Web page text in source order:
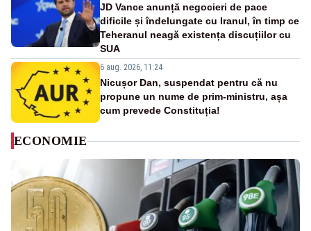
JD Vance anunță negocieri de pace
dificile și îndelungate cu Iranul, în timp ce
Teheranul neagă existența discuțiilor cu
SUA
6 aug. 2026, 11:24
Nicușor Dan, suspendat pentru că nu
propune un nume de prim-ministru, așa
cum prevede Constituția!
ECONOMIE